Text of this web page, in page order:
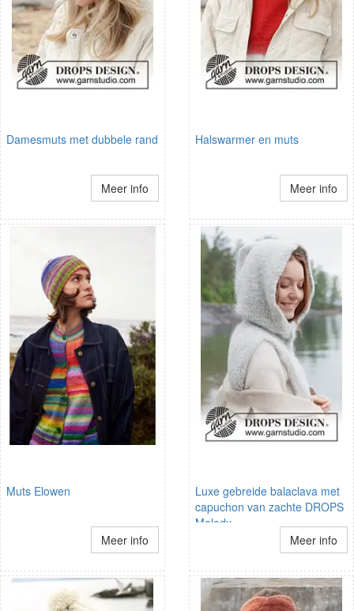
Damesmuts met dubbele rand
Meer info
Halswarmer en muts
Meer info
Muts Elowen
Meer info
Luxe gebreide balaclava met
capuchon van zachte DROPS
Melody
Meer info